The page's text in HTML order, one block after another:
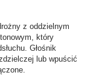
z oddzielnym
który
Głośnik
lub wpuścić